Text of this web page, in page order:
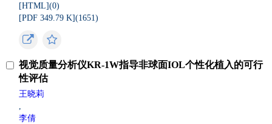
[HTML](0)
[PDF 349.79 K](1651)
视觉质量分析仪KR-1W指导非球面IOL个性化植入的可行
性评估
王晓莉
,
李倩